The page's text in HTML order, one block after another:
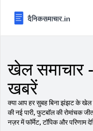
खेल समाचार
खबरें
क्या आप हर सुबह बिना झंझट के
की नई पारी, फुटबॉल की रोमांचक
नज़र में फॉर्मेट, टॉपिक और परिणाम